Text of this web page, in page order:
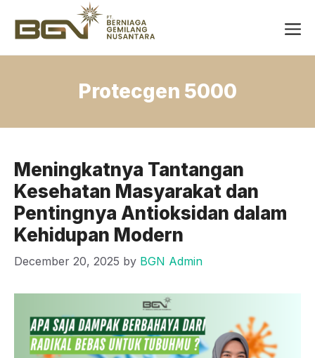
content
Protecgen 5000
Meningkatnya Tantangan
Kesehatan Masyarakat dan
Pentingnya Antioksidan dalam
Kehidupan Modern
December 20, 2025 by BGN Admin